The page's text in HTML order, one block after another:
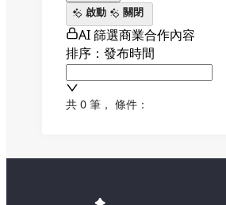
啟動
關閉
AI 篩選商業合作內容
排序：發布時間
共 0 筆 ， 條件：